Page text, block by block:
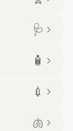
🩺
🧴
💉
🫁